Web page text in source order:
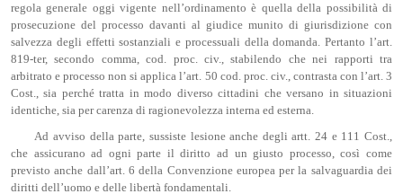
regola generale oggi vigente nell’ordinamento è quella della possibilità di
prosecuzione del processo davanti al giudice munito di giurisdizione con
salvezza degli effetti sostanziali e processuali della domanda. Pertanto l’art.
819-ter, secondo comma, cod. proc. civ., stabilendo che nei rapporti tra
arbitrato e processo non si applica l’art. 50 cod. proc. civ., contrasta con l’art. 3
Cost., sia perché tratta in modo diverso cittadini che versano in situazioni
identiche, sia per carenza di ragionevolezza interna ed esterna.
Ad avviso della parte, sussiste lesione anche degli artt. 24 e 111 Cost.,
che assicurano ad ogni parte il diritto ad un giusto processo, così come
previsto anche dall’art. 6 della Convenzione europea per la salvaguardia dei
diritti dell’uomo e delle libertà fondamentali.